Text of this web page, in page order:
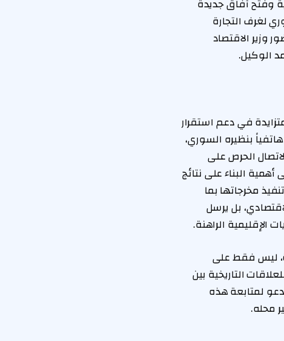
وفتح آفاق جديدة
لغرف التجارة
وزير الاقتصاد
الوكيل.
في دعم استقرار
بنظيره السوري،
الحرص على
البناء على نتائج
مخرجاتها بما
بل يرسل
الإقليمية الراهنة.
ليس فقط على
التاريخية بين
لمتابعة هذه
محله.